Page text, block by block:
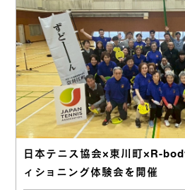
日本テニス協会×東川町×R-
ィショニング体験会を開催